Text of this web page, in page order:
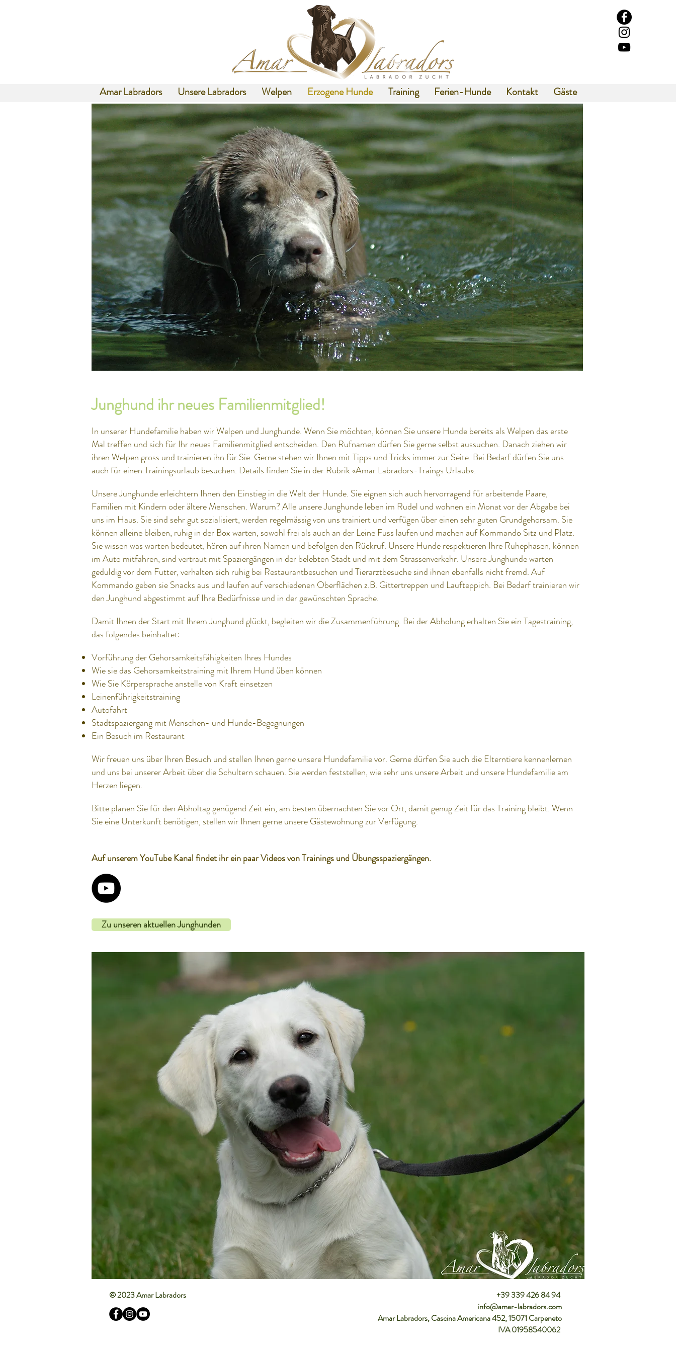
Amar Labradors Unsere Labradors Welpen Erzogene Hunde Training Ferien-Hunde Kontakt Gäste
Junghund ihr neues Familienmitglied!
In unserer Hundefamilie haben wir Welpen und Junghunde. Wenn Sie möchten, können Sie unsere Hunde bereits als Welpen das erste
Mal treffen und sich für Ihr neues Familienmitglied entscheiden. Den Rufnamen dürfen Sie gerne selbst aussuchen. Danach ziehen wir
ihren Welpen gross und trainieren ihn für Sie. Gerne stehen wir Ihnen mit Tipps und Tricks immer zur Seite. Bei Bedarf dürfen Sie uns
auch für einen Trainingsurlaub besuchen. Details finden Sie in der Rubrik «Amar Labradors-Traings Urlaub».
Unsere Junghunde erleichtern Ihnen den Einstieg in die Welt der Hunde. Sie eignen sich auch hervorragend für arbeitende Paare,
Familien mit Kindern oder ältere Menschen. Warum? Alle unsere Junghunde leben im Rudel und wohnen ein Monat vor der Abgabe bei
uns im Haus. Sie sind sehr gut sozialisiert, werden regelmässig von uns trainiert und verfügen über einen sehr guten Grundgehorsam. Sie
können alleine bleiben, ruhig in der Box warten, sowohl frei als auch an der Leine Fuss laufen und machen auf Kommando Sitz und Platz.
Sie wissen was warten bedeutet, hören auf ihren Namen und befolgen den Rückruf. Unsere Hunde respektieren Ihre Ruhephasen, können
im Auto mitfahren, sind vertraut mit Spaziergängen in der belebten Stadt und mit dem Strassenverkehr. Unsere Junghunde warten
geduldig vor dem Futter, verhalten sich ruhig bei Restaurantbesuchen und Tierarztbesuche sind ihnen ebenfalls nicht fremd. Auf
Kommando geben sie Snacks aus und laufen auf verschiedenen Oberflächen z.B. Gittertreppen und Laufteppich. Bei Bedarf trainieren wir
den Junghund abgestimmt auf Ihre Bedürfnisse und in der gewünschten Sprache.
Damit Ihnen der Start mit Ihrem Junghund glückt, begleiten wir die Zusammenführung. Bei der Abholung erhalten Sie ein Tagestraining,
das folgendes beinhaltet:
Vorführung der Gehorsamkeitsfähigkeiten Ihres Hundes
Wie sie das Gehorsamkeitstraining mit Ihrem Hund üben können
Wie Sie Körpersprache anstelle von Kraft einsetzen
Leinenführigkeitstraining
Autofahrt
Stadtspaziergang mit Menschen- und Hunde-Begegnungen
Ein Besuch im Restaurant
Wir freuen uns über Ihren Besuch und stellen Ihnen gerne unsere Hundefamilie vor. Gerne dürfen Sie auch die Elterntiere kennenlernen
und uns bei unserer Arbeit über die Schultern schauen. Sie werden feststellen, wie sehr uns unsere Arbeit und unsere Hundefamilie am
Herzen liegen.
Bitte planen Sie für den Abholtag genügend Zeit ein, am besten übernachten Sie vor Ort, damit genug Zeit für das Training bleibt. Wenn
Sie eine Unterkunft benötigen, stellen wir Ihnen gerne unsere Gästewohnung zur Verfügung.
Auf unserem YouTube Kanal findet ihr ein paar Videos von Trainings und Übungsspaziergängen.
Zu unseren aktuellen Junghunden
© 2023 Amar Labradors
+39 339 426 84 94
info@amar-labradors.com
Amar Labradors, Cascina Americana 452, 15071 Carpeneto
IVA 01958540062